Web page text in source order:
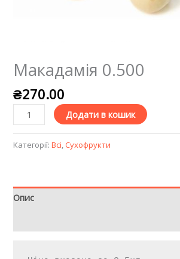
Макадамія 0.500
₴270.00
Додати в кошик
Категорії:Всі,Сухофрукти
Опис